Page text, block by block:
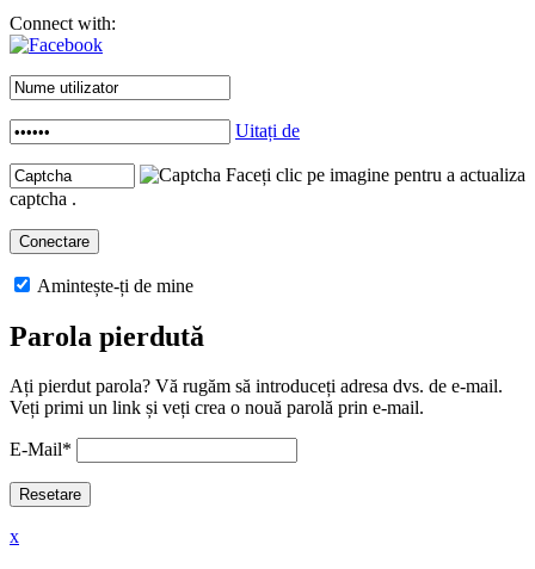
Connect with:
Uitați de
Faceți clic pe imagine pentru a actualiza
captcha .
Amintește-ți de mine
Parola pierdută
Ați pierdut parola? Vă rugăm să introduceți adresa dvs. de e-mail.
Veți primi un link și veți crea o nouă parolă prin e-mail.
E-Mail*
x